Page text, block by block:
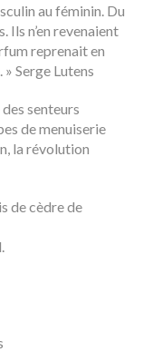
au féminin. Du
Ils n’en revenaient
reprenait en
» Serge Lutens
senteurs
de menuiserie
la révolution
de cèdre de